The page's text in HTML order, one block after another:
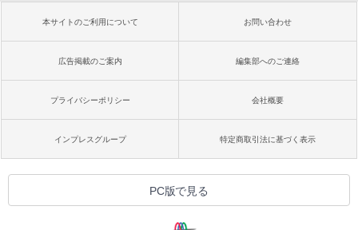
本サイトのご利用について お問い合わせ
広告掲載のご案内 編集部へのご連絡
プライバシーポリシー 会社概要
インプレスグループ 特定商取引法に基づく表示
PC版で見る